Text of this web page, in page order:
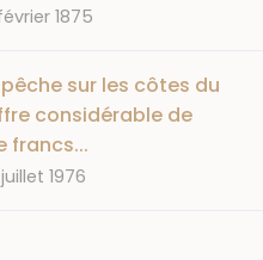
1875
sur les côtes du
considérable de
francs...
1976